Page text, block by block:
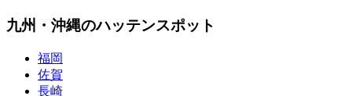
九州・沖縄のハッテンスポット
福岡
佐賀
長崎